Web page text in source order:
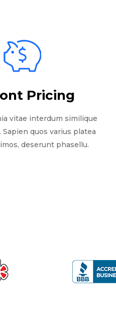
Pricing
vitae interdum similique
quos varius platea
deserunt phasellu.